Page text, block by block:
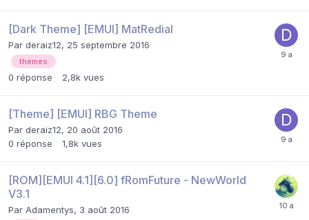
[Dark Theme] [EMUI] MatRedial
Par deraiz12, 25 septembre 2016
themes
0 réponse 2,8k vues
[Theme] [EMUI] RBG Theme
Par deraiz12, 20 août 2016
0 réponse 1,8k vues
[ROM][EMUI 4.1][6.0] fRomFuture - NewWorld
V3.1
Par Adamentys, 3 août 2016